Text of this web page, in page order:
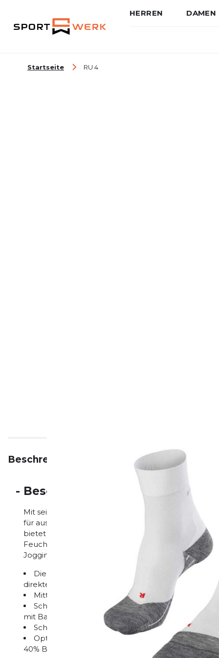
HERREN DAMEN
Startseite RU 4
Beschreibung EigenschaftenBewertungen
- Beschreibung
Mit seiner mittelstarken Polsterung ist der RU4 für
für ausgewogenen Schutz mit mittlerer Dämpfung
bietet außerdem für Schutz vor Blasen durch
Feuchtigkeitstransport sowie die optimale
Jogging-Einheiten.
Die Allrounder-Running-Socke mit mittelstarker
direkter Kraftübertragung.
Mittlere Dämpfung und guter Schuhkontakt.
Schneller Feuchtigkeitstransport und
mit Baumwolle.
Schutz vor Blasen durch Reduzierung der
Optimale Passform durch patentierte rechte
40% Baumwolle, 40% Polypropylen, 20% Polyamid.